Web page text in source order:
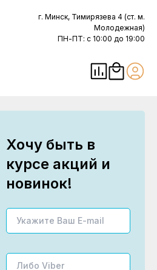
г. Минск, Тимирязева 4 (ст. м.
Молодежная)
ПН-ПТ: с 10:00 до 19:00
Хочу быть в
курсе акций и
новинок!